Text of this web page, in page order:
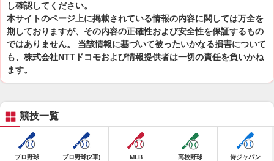
し確認してください。
本サイトのページ上に掲載されている情報の内容に関しては万全を
期しておりますが、その内容の正確性および安全性を保証するもの
ではありません。 当該情報に基づいて被ったいかなる損害について
も、株式会社NTTドコモおよび情報提供者は一切の責任を負いかね
ます。
競技一覧
プロ野球 プロ野球(2軍) MLB 高校野球 侍ジャパン